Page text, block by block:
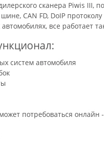
сканера Piwis
CAN FD, DoIP
все работает
систем автомобиля
потребоваться онлайн